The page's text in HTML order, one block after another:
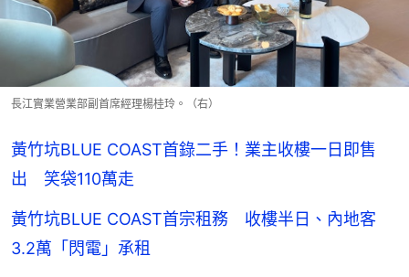
長江實業營業部副首席經理楊桂玲。（右）
黃竹坑BLUE COAST首錄二手！業主收樓一日即售
出 笑袋110萬走
黃竹坑BLUE COAST首宗租務 收樓半日、內地客
3.2萬「閃電」承租